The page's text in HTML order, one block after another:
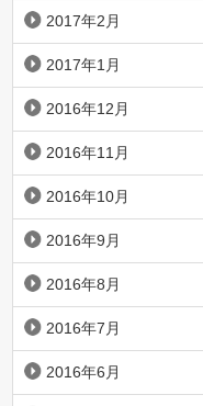
2017年2月
2017年1月
2016年12月
2016年11月
2016年10月
2016年9月
2016年8月
2016年7月
2016年6月